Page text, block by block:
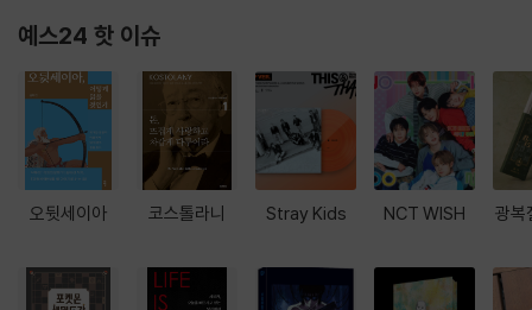
예스24 핫 이슈
오뒷세이아 코스톨라니 Stray Kids NCT WISH 광복